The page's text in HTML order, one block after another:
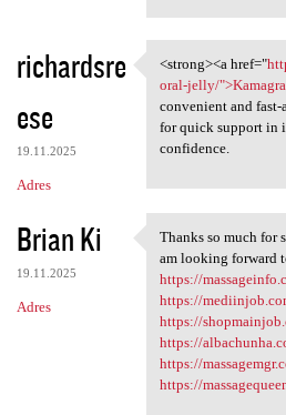
richardsre
ese
19.11.2025
Adres
<strong><a
<strong><a href="
oral-jelly/">Kamagra
convenient and
for quick support in
confidence.
Brian Ki
19.11.2025
Adres
Thanks so
Thanks so much for
am looking forward
https://
https://
https://
https://
https://
https://